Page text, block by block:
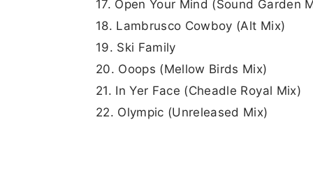
17. Open Your Mind (Sound Garden
18. Lambrusco Cowboy (Alt Mix)
19. Ski Family
20. Ooops (Mellow Birds Mix)
21. In Yer Face (Cheadle Royal Mix)
22. Olympic (Unreleased Mix)